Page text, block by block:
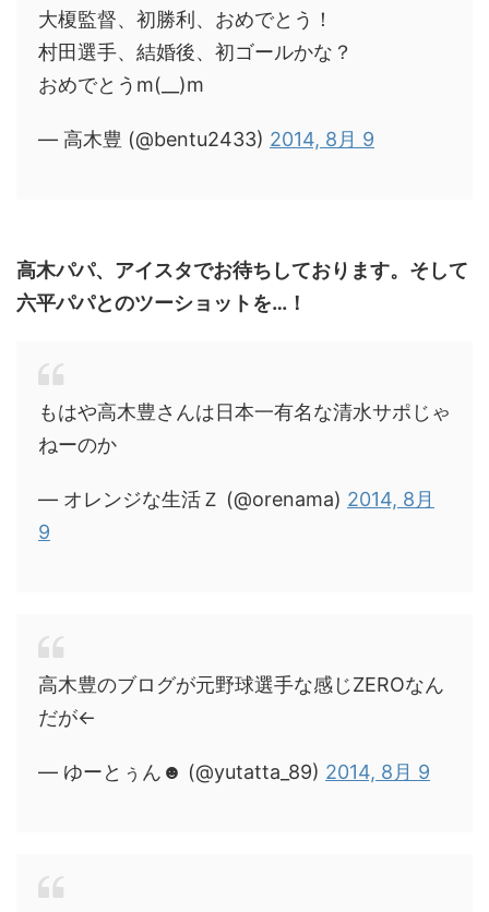
大榎監督、初勝利、おめでとう！
村田選手、結婚後、初ゴールかな？
おめでとうm(__)m
— 高木豊 (@bentu2433) 2014, 8月 9
高木パパ、アイスタでお待ちしております。そして
六平パパとのツーショットを…！
もはや高木豊さんは日本一有名な清水サポじゃ
ねーのか
— オレンジな生活Ｚ (@orenama) 2014, 8月
9
高木豊のブログが元野球選手な感じZEROなん
だが←
— ゆーとぅん☻ (@yutatta_89) 2014, 8月 9